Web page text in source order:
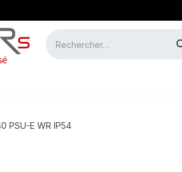
PSU-E WR IP54